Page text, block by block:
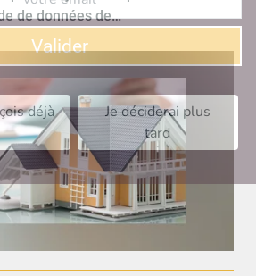
de données de…
Valider
déjà
Je déciderai plus
tard